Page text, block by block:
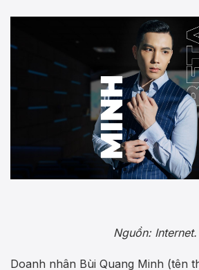
Nguồn: Internet.
Doanh nhân Bùi Quang Minh (tên